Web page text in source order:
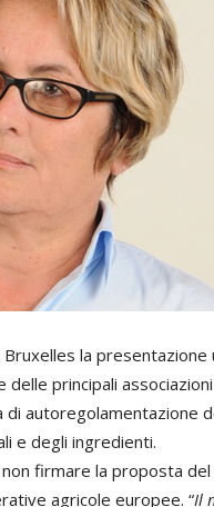
la presentazione
delle principali
di autoregolamentazione
e degli ingredienti.
firmare la proposta del
agricole europee. “Il